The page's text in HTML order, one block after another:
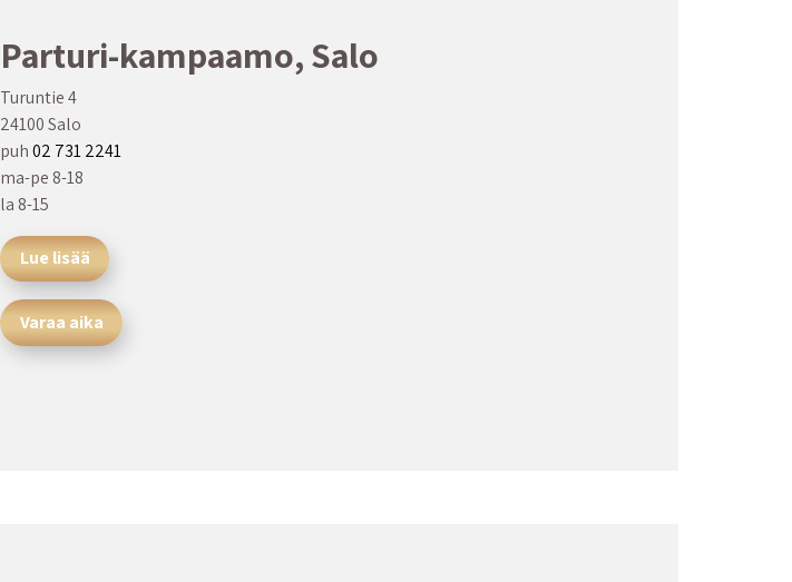
Parturi-kampaamo, Salo
Turuntie 4
24100 Salo
puh02 731 2241
ma-pe 8-18
la 8-15
Lue lisää
Varaa aika